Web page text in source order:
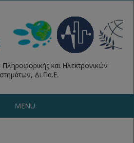
και Ηλεκτρονικών
Δι.Πα.Ε.
MENU